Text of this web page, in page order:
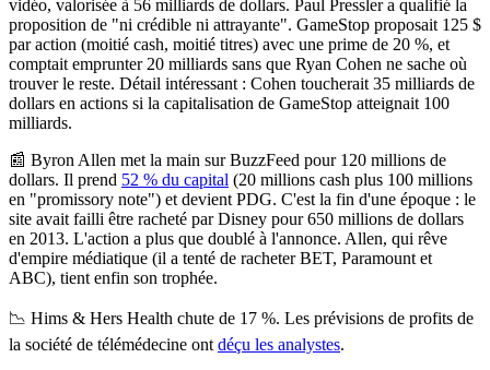
vidéo, valorisée à 56 milliards de dollars. Paul Pressler a qualifié la
proposition de "ni crédible ni attrayante". GameStop proposait 125 $
par action (moitié cash, moitié titres) avec une prime de 20 %, et
comptait emprunter 20 milliards sans que Ryan Cohen ne sache où
trouver le reste. Détail intéressant : Cohen toucherait 35 milliards de
dollars en actions si la capitalisation de GameStop atteignait 100
milliards.
📰 Byron Allen met la main sur BuzzFeed pour 120 millions de
dollars. Il prend 52 % du capital (20 millions cash plus 100 millions
en "promissory note") et devient PDG. C'est la fin d'une époque : le
site avait failli être racheté par Disney pour 650 millions de dollars
en 2013. L'action a plus que doublé à l'annonce. Allen, qui rêve
d'empire médiatique (il a tenté de racheter BET, Paramount et
ABC), tient enfin son trophée.
📉 Hims & Hers Health chute de 17 %. Les prévisions de profits de
la société de télémédecine ont déçu les analystes.